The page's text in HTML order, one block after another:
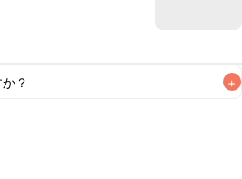
？ +
目安です。なるべくお早めにお召